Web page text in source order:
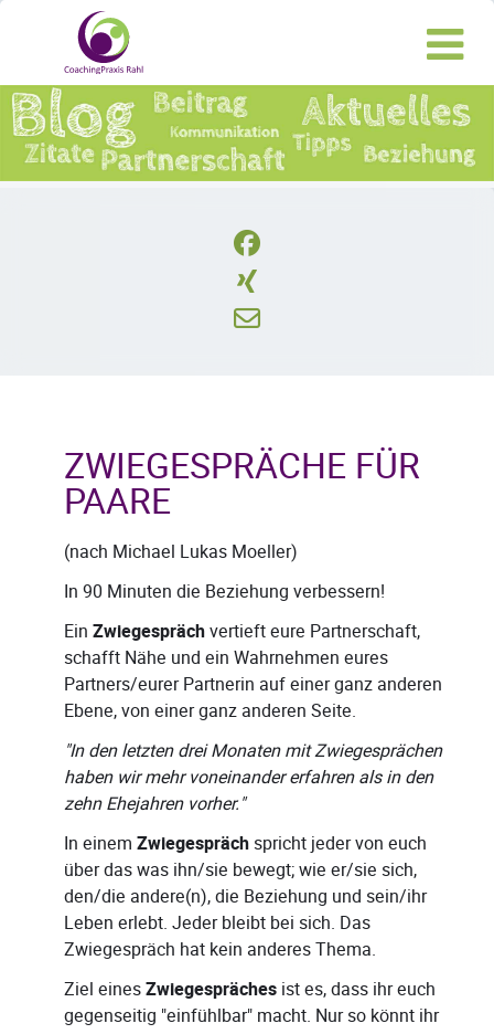
ZWIEGESPRÄCHE FÜR
PAARE
(nach Michael Lukas Moeller)
In 90 Minuten die Beziehung verbessern!
Ein Zwiegesprächvertieft eure Partnerschaft,
schafft Nähe und ein Wahrnehmen eures
Partners/eurer Partnerin auf einer ganz anderen
Ebene, von einer ganz anderen Seite.
"In den letzten drei Monaten mit Zwiegesprächen
haben wir mehr voneinander erfahren als in den
zehn Ehejahren vorher."
In einem Zwiegesprächspricht jeder von euch
über das was ihn/sie bewegt; wie er/sie sich,
den/die andere(n), die Beziehung und sein/ihr
Leben erlebt. Jeder bleibt bei sich. Das
Zwiegespräch hat kein anderes Thema.
Ziel einesZwiegespräches ist es, dass ihr euch
gegenseitig "einfühlbar" macht. Nur so könnt ihr